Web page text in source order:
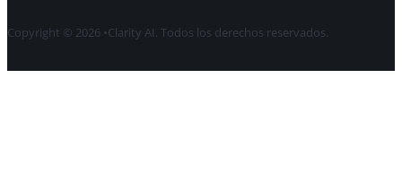
Copyright © 2026 •Clarity AI. Todos los derechos reservados.